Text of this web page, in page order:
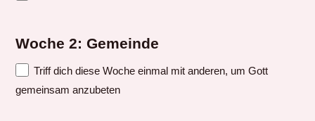
Woche 2: Gemeinde
Triff dich diese Woche einmal mit anderen, um Gott
gemeinsam anzubeten